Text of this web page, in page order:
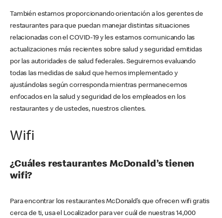
También estamos proporcionando orientación a los gerentes de
restaurantes para que puedan manejar distintas situaciones
relacionadas con el COVID-19 y les estamos comunicando las
actualizaciones más recientes sobre salud y seguridad emitidas
por las autoridades de salud federales. Seguiremos evaluando
todas las medidas de salud que hemos implementado y
ajustándolas según corresponda mientras permanecemos
enfocados en la salud y seguridad de los empleados en los
restaurantes y de ustedes, nuestros clientes.
Wifi
¿Cuáles restaurantes McDonald’s tienen
wifi?
Para encontrar los restaurantes McDonald’s que ofrecen wifi gratis
cerca de ti, usa el Localizador para ver cuál de nuestras 14,000